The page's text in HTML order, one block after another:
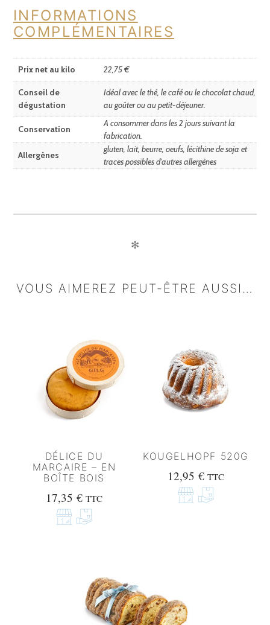
INFORMATIONS
COMPLÉMENTAIRES
Prix net au kilo 22,75 €
Conseil de
dégustation
Idéal avec le thé, le café ou le chocolat chaud,
au goûter ou au petit-déjeuner.
Conservation
A consommer dans les 2 jours suivant la
fabrication.
Allergènes
gluten, lait, beurre, oeufs, lécithine de soja et
traces possibles d'autres allergènes
✻
VOUS AIMEREZ PEUT-ÊTRE AUSSI…
DÉLICE DU
MARCAIRE – EN
BOÎTE BOIS
17,35€ TTC
KOUGELHOPF 520G
12,95 € TTC